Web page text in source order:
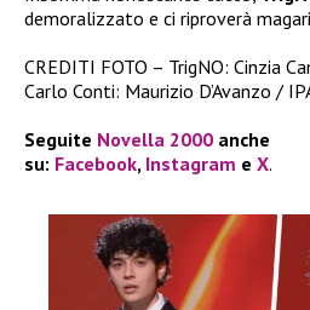
demoralizzato e ci riproverà
CREDITI FOTO – TrigNO: Cinzia
Carlo Conti: Maurizio D’Avanzo /
Seguite Novella 2000 anche
su: Facebook, Instagram e X.